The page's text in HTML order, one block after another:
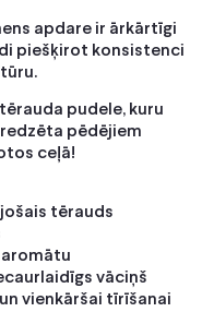
apdare ir ārkārtīgi
piešķirot konsistenci
pudele, kuru
pēdējiem
ceļā!
tērauds
aromātu
vāciņš
vienkāršai tīrīšanai